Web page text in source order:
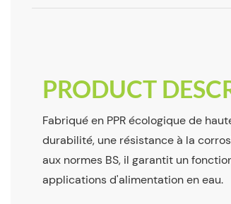
PRODUCT
Fabriqué en PPR écologique de
durabilité, une résistance à la
aux normes BS, il garantit un
applications d'alimentation en eau.